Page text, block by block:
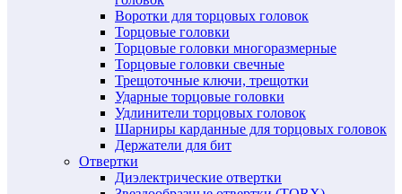
Воротки для торцовых головок
Торцовые головки
Торцовые головки многоразмерные
Торцовые головки свечные
Трещоточные ключи, трещотки
Ударные торцовые головки
Удлинители торцовых головок
Шарниры карданные для торцовых головок
Держатели для бит
Отвертки
Диэлектрические отвертки